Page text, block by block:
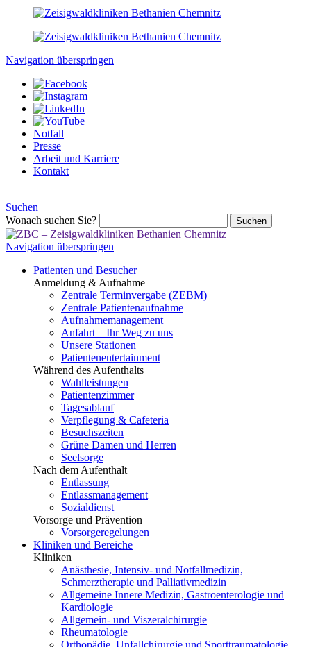
Navigation überspringen
Notfall
Presse
Arbeit und Karriere
Kontakt
Suchen
Wonach suchen Sie?
Suchen
Navigation überspringen
Patienten und Besucher
Anmeldung & Aufnahme
Zentrale Terminvergabe (ZEBM)
Zentrale Patientenaufnahme
Aufnahmemanagement
Anfahrt – Ihr Weg zu uns
Unsere Stationen
Patientenentertainment
Während des Aufenthalts
Wahlleistungen
Patientenzimmer
Tagesablauf
Verpflegung & Cafeteria
Besuchszeiten
Grüne Damen und Herren
Seelsorge
Nach dem Aufenthalt
Entlassung
Entlassmanagement
Sozialdienst
Vorsorge und Prävention
Vorsorgeregelungen
Kliniken und Bereiche
Kliniken
Anästhesie, Intensiv- und Notfallmedizin,
Schmerztherapie und Palliativmedizin
Allgemeine Innere Medizin, Gastroenterologie und
Kardiologie
Allgemein- und Viszeralchirurgie
Rheumatologie
Orthopädie, Unfallchirurgie und Sporttraumatologie